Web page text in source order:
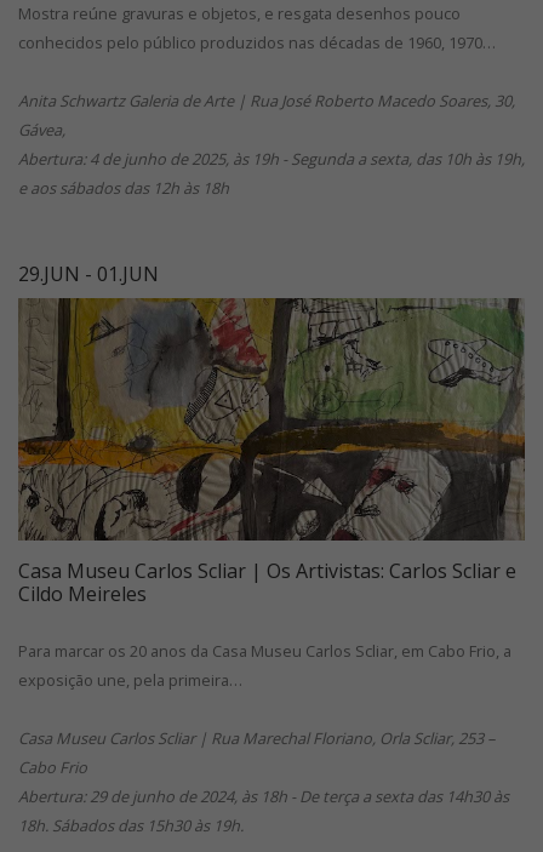
Mostra reúne gravuras e objetos, e resgata desenhos pouco
conhecidos pelo público produzidos nas décadas de 1960, 1970…
Anita Schwartz Galeria de Arte | Rua José Roberto Macedo Soares, 30,
Gávea,
Abertura: 4 de junho de 2025, às 19h - Segunda a sexta, das 10h às 19h,
e aos sábados das 12h às 18h
29.JUN - 01.JUN
Casa Museu Carlos Scliar | Os Artivistas: Carlos Scliar e
Cildo Meireles
Para marcar os 20 anos da Casa Museu Carlos Scliar, em Cabo Frio, a
exposição une, pela primeira…
Casa Museu Carlos Scliar | Rua Marechal Floriano, Orla Scliar, 253 –
Cabo Frio
Abertura: 29 de junho de 2024, às 18h - De terça a sexta das 14h30 às
18h. Sábados das 15h30 às 19h.